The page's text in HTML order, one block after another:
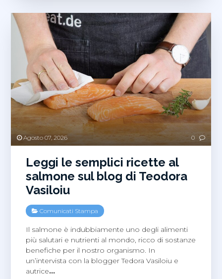
Agosto 07, 2026 0
Leggi le semplici ricette al
salmone sul blog di Teodora
Vasiloiu
Comunicati Stampa
Il salmone è indubbiamente uno degli alimenti
più salutari e nutrienti al mondo, ricco di sostanze
benefiche per il nostro organismo. In
un’intervista con la blogger Tedora Vasiloiu e
autrice…